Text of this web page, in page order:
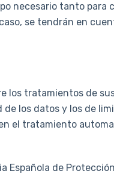
necesario tanto
se tendrán en
tratamientos de
los datos y los de
el tratamiento
Española de